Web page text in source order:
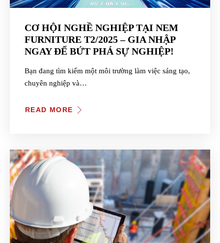
CƠ HỘI NGHỀ NGHIỆP TẠI NEM
FURNITURE T2/2025 – GIA NHẬP
NGAY ĐỂ BỨT PHÁ SỰ NGHIỆP!
Bạn đang tìm kiếm một môi trường làm việc sáng tạo,
chuyên nghiệp và…
READ MORE